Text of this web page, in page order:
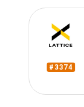
#3374